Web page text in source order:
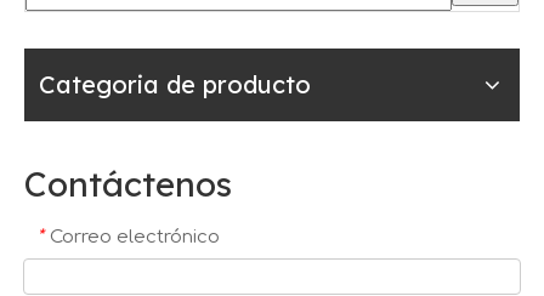
Categoria de producto
Contáctenos
* Correo electrónico